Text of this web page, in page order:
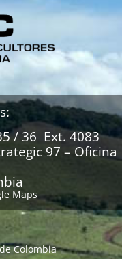
/ 36 Ext. 4083
97 – Oficina
Maps
Colombia